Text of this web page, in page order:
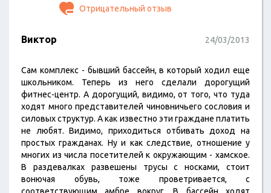
Отрицательный отзыв
Виктор 24/03/2013
Сам комплекс - бывший бассейн, в который ходил еще
школьником. Теперь из него сделали дорогущий
фитнес-центр. А дорогущий, видимо, от того, что туда
ходят много представителей чиновничьего сословия и
силовых структур. А как известно эти граждане платить
не любят. Видимо, приходиться отбивать доход на
простых гражданах. Ну и как следствие, отношение у
многих из числа посетителей к окружающим - хамское.
В раздевалках развешены трусы с носками, стоит
вонючая обувь, тоже проветривается, с